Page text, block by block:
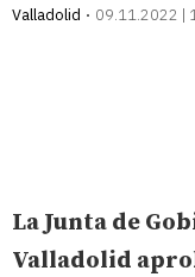
Valladolid
09.11.2022 |
La Junta de
Valladolid